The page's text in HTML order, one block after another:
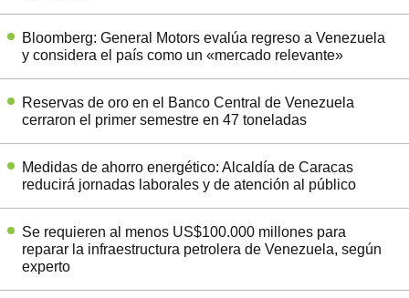
Bloomberg: General Motors evalúa regreso a Venezuela
y considera el país como un «mercado relevante»
Reservas de oro en el Banco Central de Venezuela
cerraron el primer semestre en 47 toneladas
Medidas de ahorro energético: Alcaldía de Caracas
reducirá jornadas laborales y de atención al público
Se requieren al menos US$100.000 millones para
reparar la infraestructura petrolera de Venezuela, según
experto